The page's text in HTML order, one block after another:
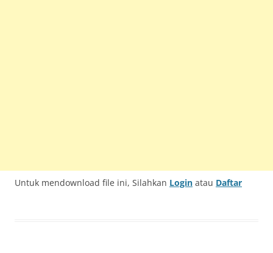
Untuk mendownload file ini, Silahkan Login atau Daftar